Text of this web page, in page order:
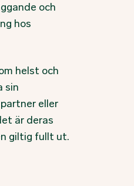
och
hos
helst och
sin
eller
är deras
giltig fullt ut.